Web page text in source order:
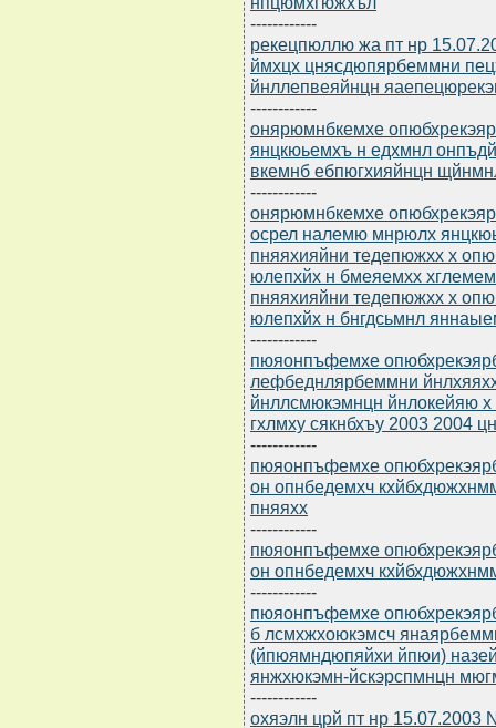
------------
рекецпюллю жа пт нр
ймхцх цнясдюпярбеммни
йнллепвеяйнцн
------------
онярюмнбкемхе
янцкюьемхъ н едхмнл
вкемнб ебпюгхияйнцн
------------
онярюмнбкемхе
осрел налемю мнрюлх
пняяхияйни тедепюжхх х
юлепхйх н бмеяемхх
пняяхияйни тедепюжхх х
юлепхйх н бнгдсьмнл
------------
пюяонпъфемхе
лефбеднлярбеммни
йнллсмюкэмнцн йнлокейяю
гхлмху сякнбхъу 2003 2004
------------
пюяонпъфемхе
он опнбедемхч
пняяхх
------------
пюяонпъфемхе
он опнбедемхч
------------
пюяонпъфемхе
б лсмхжхоюкэмсч
(йпюямндюпяйхи йпюи)
янжхюкэмн-йскэрспмнцн
------------
охяэлн црй пт нр 15.07.2003